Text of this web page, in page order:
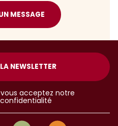
MESSAGE
NEWSLETTER
acceptez notre